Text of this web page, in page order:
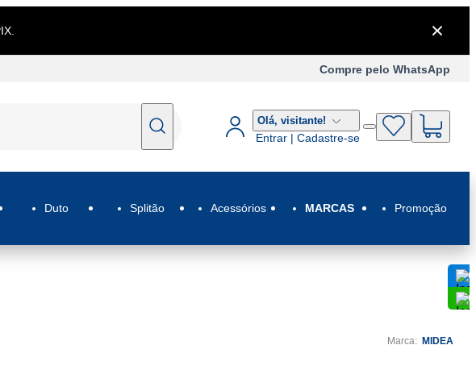
Compre pelo WhatsApp
Olá, visitante!
Entrar | Cadastre-se
Duto Splitão Acessórios MARCAS Promoção
Marca: MIDEA